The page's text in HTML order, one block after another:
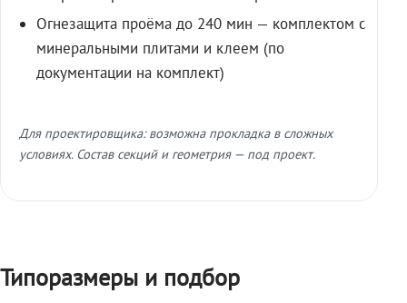
Огнезащита проёма до 240 мин — комплектом с
минеральными плитами и клеем (по
документации на комплект)
Для проектировщика: возможна прокладка в сложных
условиях. Состав секций и геометрия — под проект.
Типоразмеры и подбор